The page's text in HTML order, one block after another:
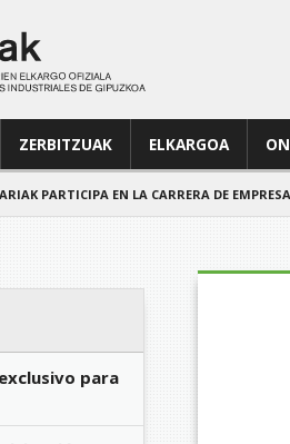
ZERBITZUAK ELKARGOA
PARTICIPA EN LA CARRERA DE
para